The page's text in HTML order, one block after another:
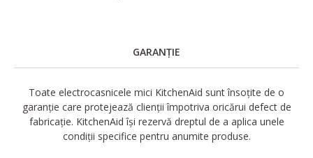
GARANȚIE
Toate electrocasnicele mici KitchenAid sunt însoțite de o
garanție care protejează clienții împotriva oricărui defect de
fabricație. KitchenAid își rezervă dreptul de a aplica unele
condiții specifice pentru anumite produse.